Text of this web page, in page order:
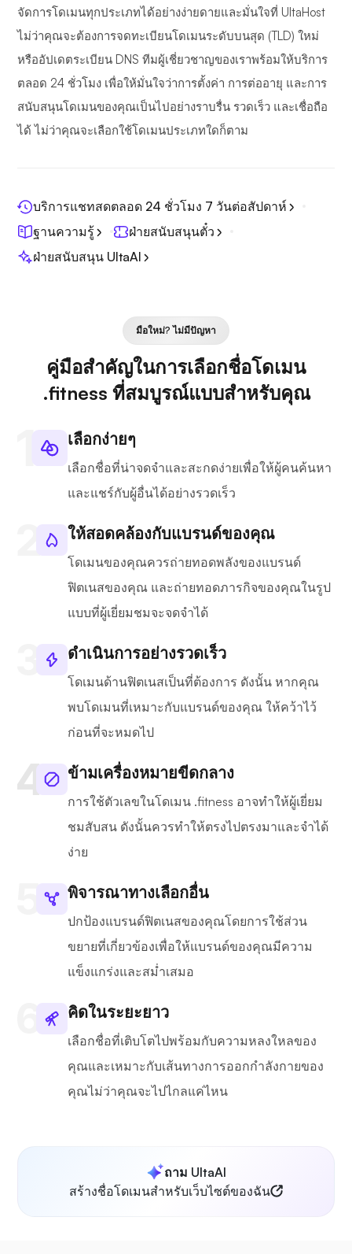
จัดการโดเมนทุกประเภทได้อย่างง่ายดายและมั่นใจที่ UltaHost
ไม่ว่าคุณจะต้องการจดทะเบียนโดเมนระดับบนสุด (TLD) ใหม่
หรืออัปเดตระเบียน DNS ทีมผู้เชี่ยวชาญของเราพร้อมให้บริการ
ตลอด 24 ชั่วโมง เพื่อให้มั่นใจว่าการตั้งค่า การต่ออายุ และการ
สนับสนุนโดเมนของคุณเป็นไปอย่างราบรื่น รวดเร็ว และเชื่อถือ
ได้ ไม่ว่าคุณจะเลือกใช้โดเมนประเภทใดก็ตาม
บริการแชทสดตลอด 24 ชั่วโมง 7 วันต่อสัปดาห์
ฐานความรู้
ฝ่ายสนับสนุนตั๋ว
ฝ่ายสนับสนุน UltaAI
มือใหม่? ไม่มีปัญหา
คู่มือสำคัญในการเลือกชื่อโดเมน
.fitness ที่สมบูรณ์แบบสำหรับคุณ
เลือกง่ายๆ
เลือกชื่อที่น่าจดจำและสะกดง่ายเพื่อให้ผู้คนค้นหา
และแชร์กับผู้อื่นได้อย่างรวดเร็ว
ให้สอดคล้องกับแบรนด์ของคุณ
โดเมนของคุณควรถ่ายทอดพลังของแบรนด์
ฟิตเนสของคุณ และถ่ายทอดภารกิจของคุณในรูป
แบบที่ผู้เยี่ยมชมจะจดจำได้
ดำเนินการอย่างรวดเร็ว
โดเมนด้านฟิตเนสเป็นที่ต้องการ ดังนั้น หากคุณ
พบโดเมนที่เหมาะกับแบรนด์ของคุณ ให้คว้าไว้
ก่อนที่จะหมดไป
ข้ามเครื่องหมายขีดกลาง
การใช้ตัวเลขในโดเมน .fitness อาจทำให้ผู้เยี่ยม
ชมสับสน ดังนั้นควรทำให้ตรงไปตรงมาและจำได้
ง่าย
พิจารณาทางเลือกอื่น
ปกป้องแบรนด์ฟิตเนสของคุณโดยการใช้ส่วน
ขยายที่เกี่ยวข้องเพื่อให้แบรนด์ของคุณมีความ
แข็งแกร่งและสม่ำเสมอ
คิดในระยะยาว
เลือกชื่อที่เติบโตไปพร้อมกับความหลงใหลของ
คุณและเหมาะกับเส้นทางการออกกำลังกายของ
คุณไม่ว่าคุณจะไปไกลแค่ไหน
ถาม UltaAI
สร้างชื่อโดเมนสำหรับเว็บไซต์ของฉัน